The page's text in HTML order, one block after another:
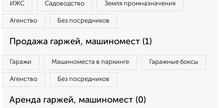
ИЖС Садоводство Земля промназначения
Агенство Без посредников
Продажа гаржей, машиномест (1)
Гаражи Машиноместа в паркинге Гаражные боксы
Агенство Без посредников
Аренда гаржей, машиномест (0)